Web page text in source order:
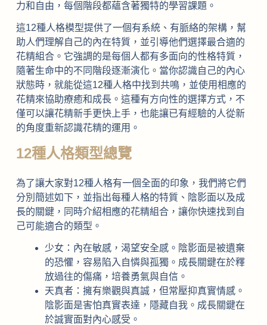
力和自由，每個階段都蘊含著獨特的學習課題。
這12種人格模型提供了一個有系統、有脈絡的架構，幫
助人們理解自己的內在特質，並引導他們選擇最合適的
花精組合。它強調的是每個人都有多面向的性格特質，
隨著生命中的不同階段逐漸演化。當你認識自己的內心
狀態時，就能從這12種人格中找到共鳴，並使用相應的
花精來協助療癒和成長。這種有方向性的選擇方式，不
僅可以讓花精新手更快上手，也能讓已有經驗的人從新
的角度重新認識花精的運用。
12種人格類型總覽
為了讓大家對12種人格有一個全面的印象，我們將它們
分別簡述如下，並指出每種人格的特質、陰影面以及成
長的關鍵，同時介紹相應的花精組合，讓你快速找到自
己可能適合的類型。
少女：內在敏感，渴望安全感。陰影面是被遺棄
的恐懼，容易陷入自憐與孤獨。成長關鍵在於釋
放過往的傷痛，培養勇氣與自信。
天真者：擁有樂觀與真誠，但常壓抑真實情感。
陰影面是害怕真實表達，隱藏自我。成長關鍵在
於誠實面對內心感受。